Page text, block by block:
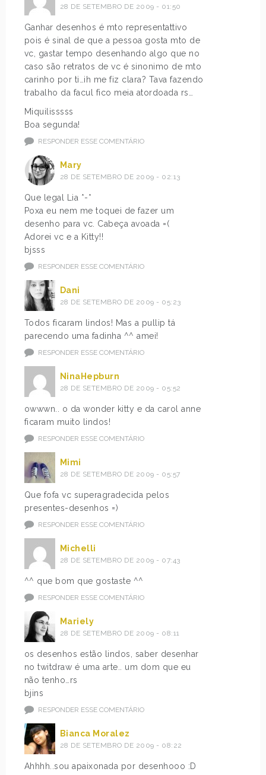
28 DE SETEMBRO DE 2009 - 01:50
Ganhar desenhos é mto representattivo
pois é sinal de que a pessoa gosta mto de
vc, gastar tempo desenhando algo que no
caso são retratos de vc é sinonimo de mto
carinho por ti…ih me fiz clara? Tava fazendo
trabalho da facul fico meia atordoada rs…
Miquilisssss
Boa segunda!
RESPONDER ESSE COMENTÁRIO
Mary
28 DE SETEMBRO DE 2009 - 02:13
Que legal Lia *-*
Poxa eu nem me toquei de fazer um
desenho para vc. Cabeça avoada =(
Adorei vc e a Kitty!!
bjsss
RESPONDER ESSE COMENTÁRIO
Dani
28 DE SETEMBRO DE 2009 - 05:23
Todos ficaram lindos! Mas a pullip tá
parecendo uma fadinha ^^ amei!
RESPONDER ESSE COMENTÁRIO
NinaHepburn
28 DE SETEMBRO DE 2009 - 05:52
owwwn.. o da wonder kitty e da carol anne
ficaram muito lindos!
RESPONDER ESSE COMENTÁRIO
Mimi
28 DE SETEMBRO DE 2009 - 05:57
Que fofa vc superagradecida pelos
presentes-desenhos =)
RESPONDER ESSE COMENTÁRIO
Michelli
28 DE SETEMBRO DE 2009 - 07:43
^^ que bom que gostaste ^^
RESPONDER ESSE COMENTÁRIO
Mariely
28 DE SETEMBRO DE 2009 - 08:11
os desenhos estão lindos, saber desenhar
no twitdraw é uma arte.. um dom que eu
não tenho…rs
bjins
RESPONDER ESSE COMENTÁRIO
Bianca Moralez
28 DE SETEMBRO DE 2009 - 08:22
Ahhhh..sou apaixonada por desenhooo :D